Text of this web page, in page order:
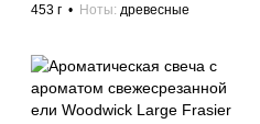
453 г
Ноты древесные